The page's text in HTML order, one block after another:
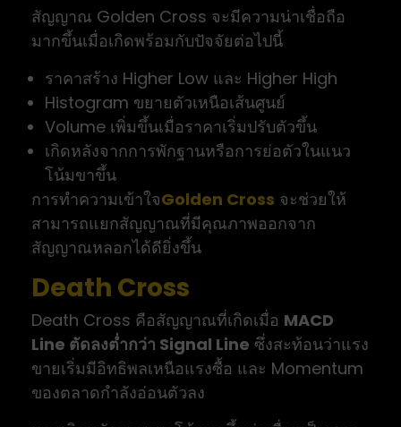
สัญญาณ Golden Cross จะมีความน่าเชื่อถือ
มากขึ้นเมื่อเกิดพร้อมกับปัจจัยต่อไปนี้
ราคาสร้าง Higher Low และ Higher High
Histogram ขยายตัวเหนือเส้นศูนย์
Volume เพิ่มขึ้นเมื่อราคาเริ่มปรับตัวขึ้น
เกิดหลังจากการพักฐานหรือการย่อตัวในแนว
โน้มขาขึ้น
การทำความเข้าใจGolden Cross จะช่วยให้
สามารถแยกสัญญาณที่มีคุณภาพออกจาก
สัญญาณหลอกได้ดียิ่งขึ้น
Death Cross
Death Cross คือสัญญาณที่เกิดเมื่อ MACD
Line ตัดลงต่ำกว่า Signal Line ซึ่งสะท้อนว่าแรง
ขายเริ่มมีอิทธิพลเหนือแรงซื้อ และ Momentum
ของตลาดกำลังอ่อนตัวลง